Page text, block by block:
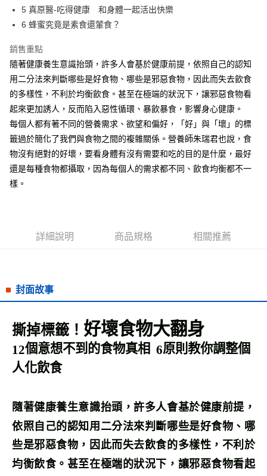
運送方式
免運費
數位商品離島免運
免運費
5 真原醫-吃得健康 和身體一起活出快樂
6 蜂蜜究竟是素食還葷食？
銷售重點
隨著健康養生意識抬頭，許多人會基於健康前提，依照自己的認知
用二分法來判斷哪些是好食物、哪些是邪惡食物，因此而失去飲食
的多樣性，不利於均衡飲食。甚至在極端的狀況下，讓邪惡食物看
起來更加誘人，反而陷入惡性循環、暴飲暴食，影響身心健康。
每個人都有著不同的營養需求、欲望和偏好，「好」與「壞」的標
籤過於簡化了我們與食物之間的複雜關係。營養師朱瑞君也說，食
物沒有絕對的好壞，要看身體有沒有需要和吃的目的是什麼，最好
還是每種食物都攝取，因為每個人的需求都不同、飲食均衡都不一
樣。
詳細說明 商品規格 相關推薦
封面故事
撕掉標籤！ 好壞食物大翻身
12個意想不到的食物真相 6原則教你調整個
人化飲食
隨著健康養生意識抬頭，許多人會基於健康前提，
依照自己的認知用二分法來判斷哪些是好食物、哪
些是邪惡食物，因此而失去飲食的多樣性，不利於
均衡飲食。甚至在極端的狀況下，讓邪惡食物看起